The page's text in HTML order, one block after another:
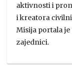
aktivnosti i
i kreatora
Misija portala
zajednici.